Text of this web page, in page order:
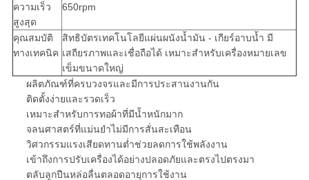
ความเร็ว
สูงสุด
650rpm
คุณสมบัติ
ทางเทคนิค
สิทธิบัตรเทคโนโลยีแผ่นผนังน้ำมัน - เกียร์อาบน้ำ มี
เสถียรภาพและเชื่อถือได้ เหมาะสำหรับเครื่องหมายเลข
เข็มขนาดใหญ่
ผลิตภัณฑ์ที่ครบวงจรและมีการประสานงานกัน
ติดตั้งง่ายและรวดเร็ว
เหมาะสำหรับการทอผ้าที่มีน้ำหนักมาก
จลนศาสตร์ที่แม่นยำไม่มีการสั่นสะเทือน
วิศวกรรมแรงเสียดทานต่ำช่วยลดการใช้พลังงาน
เข้าถึงการปรับเครื่องได้อย่างปลอดภัยและตรงไปตรงมา
ตลับลูกปืนหล่อลื่นตลอดอายุการใช้งาน